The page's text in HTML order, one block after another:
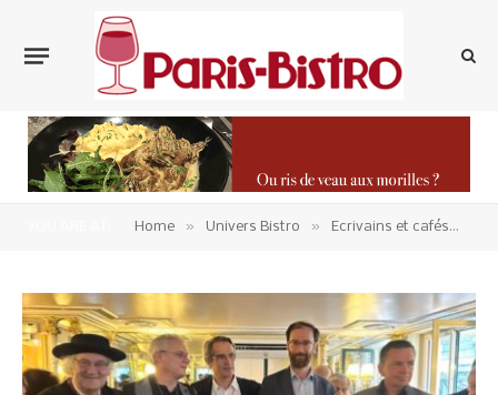
Home » Univers Bistro » Ecrivains et cafés